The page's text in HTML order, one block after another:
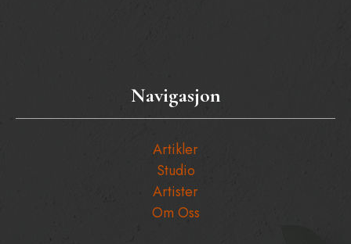
Navigasjon
Artikler
Studio
Artister
Om Oss